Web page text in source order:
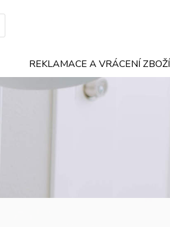
REKLAMACE A VRÁCENÍ ZBOŽÍ